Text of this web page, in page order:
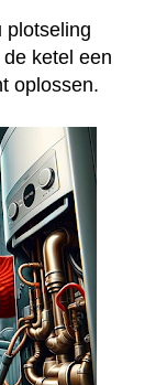
plotseling
ketel een
oplossen.